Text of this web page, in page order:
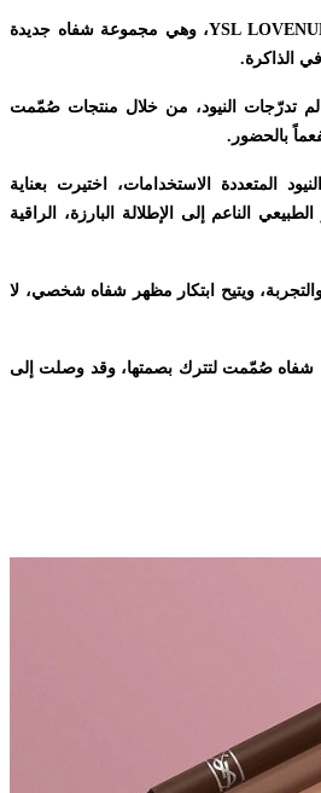
YSL، وهي مجموعة شفاه جديدة
الذاكرة.
تدرّجات النيود، من خلال منتجات صُمّمت
بالحضور.
المتعددة الاستخدامات، اختيرت بعناية
الناعم إلى الإطلالة البارزة، الراقية
ويتيح ابتكار مظهر شفاه شخصي، لا
صُمّمت لتترك بصمتها، وقد وصلت إلى